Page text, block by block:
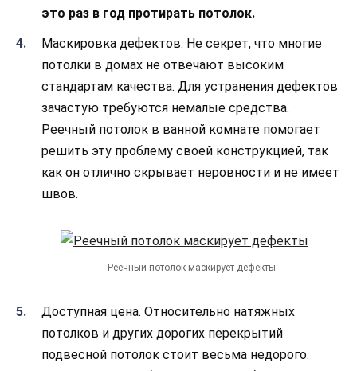
это раз в год протирать потолок.
Маскировка дефектов. Не секрет, что многие
потолки в домах не отвечают высоким
стандартам качества. Для устранения дефектов
зачастую требуются немалые средства.
Реечный потолок в ванной комнате помогает
решить эту проблему своей конструкцией, так
как он отлично скрывает неровности и не имеет
швов.
Реечный потолок маскирует дефекты
Доступная цена. Относительно натяжных
потолков и других дорогих перекрытий
подвесной потолок стоит весьма недорого.